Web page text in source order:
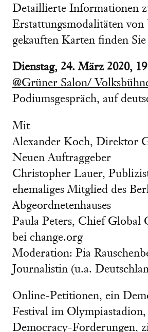
Detaillierte Informationen
Erstattungsmodalitäten von
gekauften Karten finden Sie
Dienstag, 24. März 2020,
@Grüner Salon/
Podiumsgespräch, auf
Mit
Alexander Koch, Direktor
Neuen Auftraggeber
Christopher Lauer,
ehemaliges Mitglied des
Abgeordnetenhauses
Paula Peters, Chief Global
bei change.org
Moderation: Pia
Journalistin (u.a.
Online-Petitionen, ein
Festival im
Democracy-Forderungen,